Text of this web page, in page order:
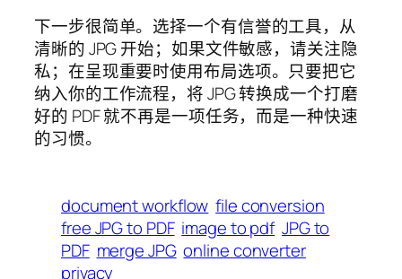
下一步很简单。选择一个有信誉的工具，从
清晰的 JPG 开始；如果文件敏感，请关注隐
私；在呈现重要时使用布局选项。只要把它
纳入你的工作流程，将 JPG 转换成一个打磨
好的 PDF 就不再是一项任务，而是一种快速
的习惯。
document workflow file conversion
free JPG to PDF image to pdf JPG to
PDF merge JPG online converter
privacy